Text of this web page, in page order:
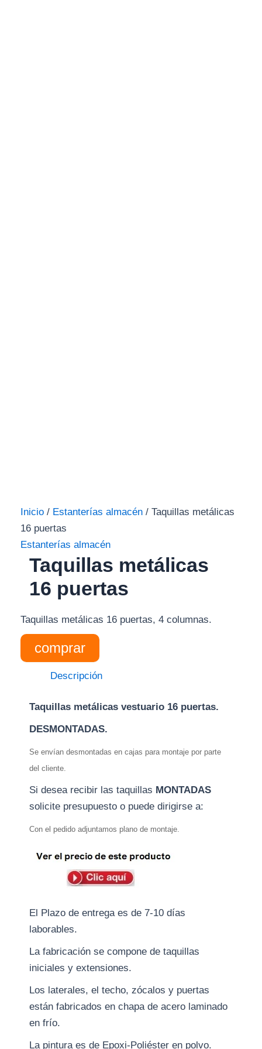
Inicio / Estanterías almacén / Taquillas metálicas
16 puertas
Estanterías almacén
Taquillas metálicas
16 puertas
Taquillas metálicas 16 puertas, 4 columnas.
comprar
Descripción
Taquillas metálicas vestuario 16 puertas.
DESMONTADAS.
Se envían desmontadas en cajas para montaje por parte
del cliente.
Si desea recibir las taquillas MONTADAS
solicite presupuesto o puede dirigirse a:
Con el pedido adjuntamos plano de montaje.
El Plazo de entrega es de 7-10 días
laborables.
La fabricación se compone de taquillas
iniciales y extensiones.
Los laterales, el techo, zócalos y puertas
están fabricados en chapa de acero laminado
en frío.
La pintura es de Epoxi-Poliéster en polvo.